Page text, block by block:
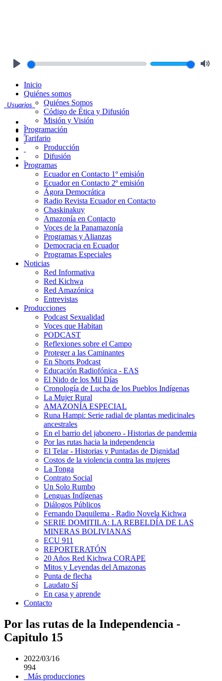
Usuarios
Inicio
Quiénes somos
Quiénes Somos
Código de Ética y Difusión
Misión y Visión
Programación
Tarifario
Producción
Difusión
Programas
Ecuador en Contacto 1º emisión
Ecuador en Contacto 2º emisión
Ágora Democrática
Radio Revista Ecuador en Contacto
Chaskinakuy
Amazonía en Contacto
Voces de la Panamazonía
Programas y Alianzas
Democracia en Ecuador
Programas Especiales
Noticias
Red Informativa
Red Kichwa
Red Amazónica
Entrevistas
Producciones
Podcast Sexualidad
Voces que Habitan
PODCAST
Reflexiones sobre el Campo
Proteger a las Caminantes
En Shorts Podcast
Educación Radiofónica - EAS
El Nido de los Mil Días
Cronología de Lucha de los Pueblos Indígenas
La Mujer Rural
AMAZONÍA ESPECIAL
Runa Hampi: Serie radial de plantas medicinales
ancestrales
En el barrio del jabonero - Historias de pandemia
Por las rutas hacia la independencia
El Telar - Historias y Puntadas de Dignidad
Costos de la violencia contra las mujeres
La Tonga
Contrato Social
Un Solo Rumbo
Lenguas Indígenas
Diálogos Públicos
Fernando Daquilema - Radio Novela Kichwa
SERIE DOMITILA: LA REBELDÍA DE LAS
MINERAS BOLIVIANAS
ECU 911
REPORTERATÓN
20 Años Red Kichwa CORAPE
Mitos y Leyendas del Amazonas
Punta de flecha
Laudato Sí
En casa y aprende
Contacto
Por las rutas de la Independencia -
Capitulo 15
2022/03/16
994
Más producciones